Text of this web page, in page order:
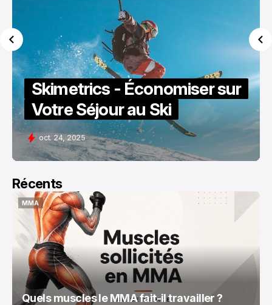
Skimetrics - Économiser sur
Votre Séjour au Ski
oct. 24, 2025
Récents
MMA
MMA
Quels muscles le MMA fait-il travailler ?